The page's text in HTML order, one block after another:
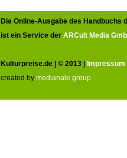
Die Online-Ausgabe des Handbuchs
ist ein Service der ARCult Media
Kulturpreise.de | © 2013 | Impressum
created by medianale group